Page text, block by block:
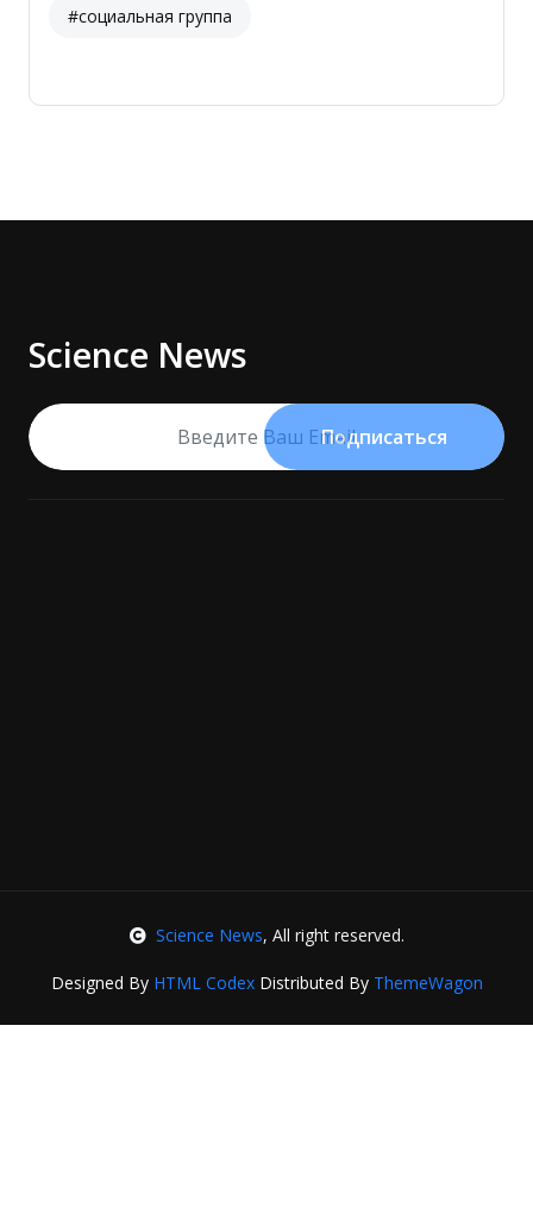
#социальная группа
Science News
Подписаться
Science News, All right reserved.
Designed By HTML CodexDistributed By ThemeWagon